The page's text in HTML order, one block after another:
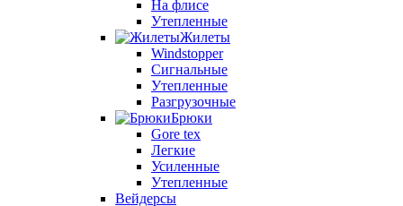
На флисе
Утепленные
Жилеты
Windstopper
Сигнальные
Утепленные
Разгрузочные
Брюки
Gore tex
Легкие
Усиленные
Утепленные
Вейдерсы